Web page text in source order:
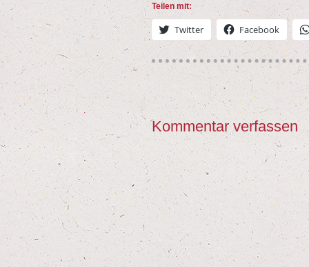
Tei­len mit:
Twit­ter Face­book
Kommentar verfassen